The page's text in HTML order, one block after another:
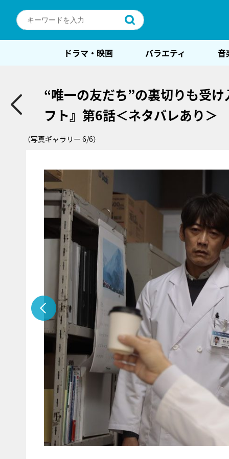
ドラマ・映画 バラエティ 音
“唯一の友だち”の裏切りも受
フト』第6話＜ネタバレあり＞
（写真ギャラリー 6/6）